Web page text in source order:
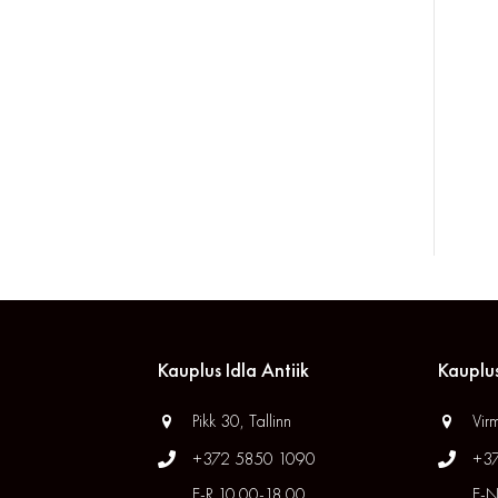
Kauplus Idla Antiik
Pikk 30, Tallinn
+372 5850 1090